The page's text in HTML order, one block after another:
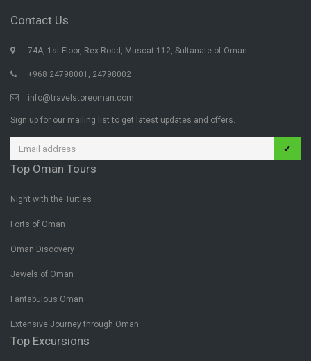
Contact Us
74A, 1st Floor, Rex Road, Muscat 112, Sultanate of Oman
+968 24798001, 24798002
info@travelstoreoman.com
Sign up for our mailing list to get latest updates and offers.
✔
Top Oman Tours
Night with the Turtles
Forts of Oman
Oman Discovery
Jewels of Oman
Fantabulous Oman
Extensive Journey through Oman
Top Excursions